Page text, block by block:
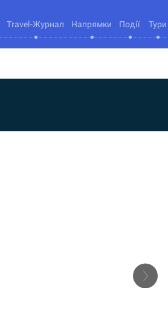
Travel-Журнал Напрямки Події Тури